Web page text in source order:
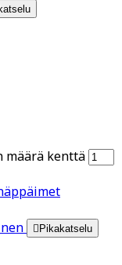
määrä kenttä
 Pikakatselu